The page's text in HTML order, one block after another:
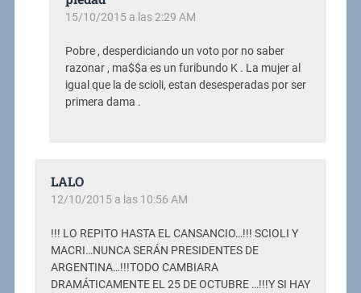
15/10/2015 a las 2:29 AM
Pobre , desperdiciando un voto por no saber
razonar , ma$$a es un furibundo K . La mujer al
igual que la de scioli, estan desesperadas por ser
primera dama .
LALO
12/10/2015 a las 10:56 AM
!!! LO REPITO HASTA EL CANSANCIO…!!! SCIOLI Y
MACRI…NUNCA SERÁN PRESIDENTES DE
ARGENTINA…!!!TODO CAMBIARA
DRAMÁTICAMENTE EL 25 DE OCTUBRE …!!!Y SI HAY